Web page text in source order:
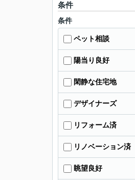
条件
条件
ペット相談
陽当り良好
閑静な住宅地
デザイナーズ
リフォーム済
リノベーション済
眺望良好